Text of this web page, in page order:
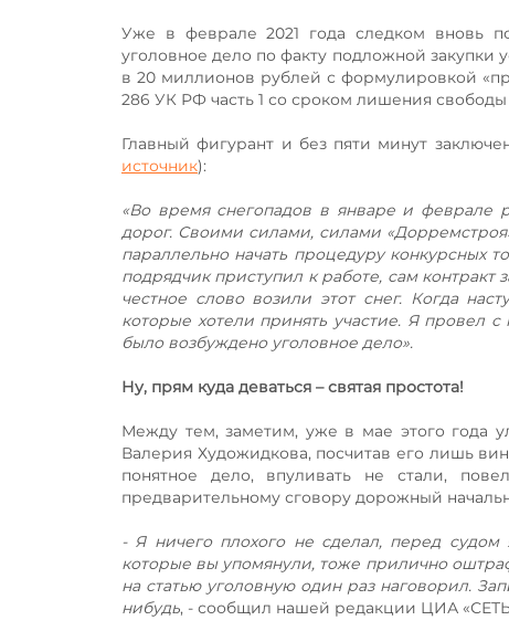
Уже в феврале 2021 года следком вновь
уголовное дело по факту подложной закупки
в 20 миллионов рублей с формулировкой
286 УК РФ часть 1 со сроком лишения свободы
Главный фигурант и без пяти минут
источник):
«Во время снегопадов в январе и феврале
дорог. Своими силами, силами
параллельно начать процедуру конкурсных
подрядчик приступил к работе, сам контракт
честное слово возили этот снег. Когда
которые хотели принять участие. Я провел
было возбуждено уголовное дело».
Ну, прям куда деваться – святая простота!
Между тем, заметим, уже в мае этого года
Валерия Художидкова, посчитав его лишь
понятное дело, впуливать не стали,
предварительному сговору дорожный
- Я ничего плохого не сделал, перед
которые вы упомянули, тоже прилично
на статью уголовную один раз наговорил.
нибудь, - сообщил нашей редакции ЦИА